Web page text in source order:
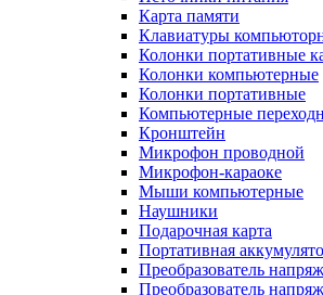
Карта памяти
Клавиатуры
Колонки портативные
Колонки компьютерные
Колонки портативные
Компьютерные
Кронштейн
Микрофон проводной
Микрофон-караоке
Мыши компьютерные
Наушники
Подарочная карта
Портативная
Преобразователь
Преобразователь